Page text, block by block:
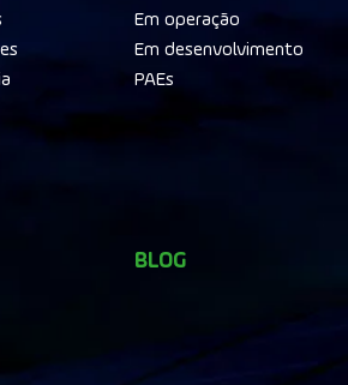
Em operação
Em desenvolvimento
PAEs
BLOG